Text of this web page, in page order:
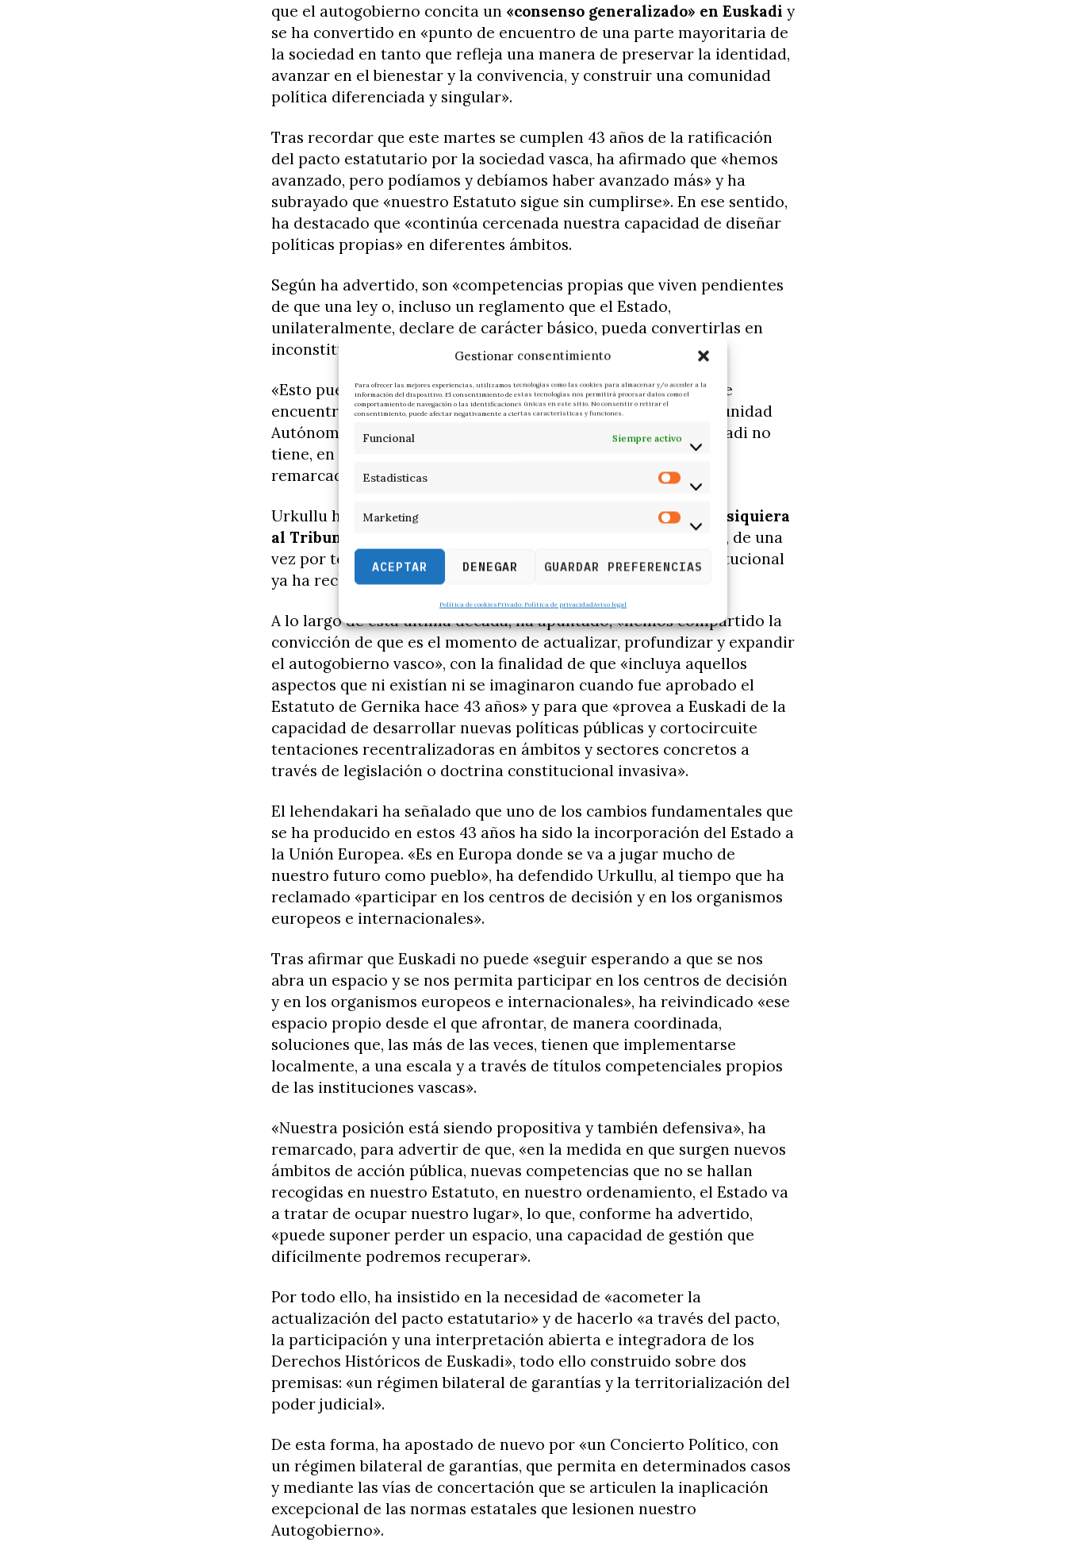
Gestionar consentimiento
Para ofrecer las mejores experiencias, utilizamos tecnologías como las cookies para almacenar y/o acceder a la
información del dispositivo. El consentimiento de estas tecnologías nos permitirá procesar datos como el
comportamiento de navegación o las identificaciones únicas en este sitio. No consentir o retirar el
consentimiento, puede afectar negativamente a ciertas características y funciones.
Funcional Siempre activo
Estadísticas
Marketing
ACEPTAR DENEGAR GUARDAR PREFERENCIAS
Política de cookies Privado: Política de privacidadAviso legal
que el autogobierno concita un «consenso generalizado» en Euskadi y
se ha convertido en «punto de encuentro de una parte mayoritaria de
la sociedad en tanto que refleja una manera de preservar la identidad,
avanzar en el bienestar y la convivencia, y construir una comunidad
política diferenciada y singular».
Tras recordar que este martes se cumplen 43 años de la ratificación
del pacto estatutario por la sociedad vasca, ha afirmado que «hemos
avanzado, pero podíamos y debíamos haber avanzado más» y ha
subrayado que «nuestro Estatuto sigue sin cumplirse». En ese sentido,
ha destacado que «continúa cercenada nuestra capacidad de diseñar
políticas propias» en diferentes ámbitos.
Según ha advertido, son «competencias propias que viven pendientes
de que una ley o, incluso un reglamento que el Estado,
unilateralmente, declare de carácter básico, pueda convertirlas en
inconstitucionales».
«Esto puede ocurrir a pesar de que, en teoría, esas materias se
encuentran reservadas, según el marco estatutario, a la Comunidad
Autónoma de Euskadi. Con el agravante, además, de que Euskadi no
tiene, en este caso, derecho a la tutela judicial efectiva», ha
remarcado.
Urkullu ha dicho que «
no podemos recurrir a un tribunal, ni siquiera
al Tribunal Constitucional
, y pedir que el Estatuto se cumpla, de una
vez por todas, no podemos hacerlo porque el Tribunal Constitucional
ya ha rechazado esta vía».
A lo largo de esta última década, ha apuntado, «hemos compartido la
convicción de que es el momento de actualizar, profundizar y expandir
el autogobierno vasco», con la finalidad de que «incluya aquellos
aspectos que ni existían ni se imaginaron cuando fue aprobado el
Estatuto de Gernika hace 43 años» y para que «provea a Euskadi de la
capacidad de desarrollar nuevas políticas públicas y cortocircuite
tentaciones recentralizadoras en ámbitos y sectores concretos a
través de legislación o doctrina constitucional invasiva».
El lehendakari ha señalado que uno de los cambios fundamentales que
se ha producido en estos 43 años ha sido la incorporación del Estado a
la Unión Europea. «Es en Europa donde se va a jugar mucho de
nuestro futuro como pueblo», ha defendido Urkullu, al tiempo que ha
reclamado «participar en los centros de decisión y en los organismos
europeos e internacionales».
Tras afirmar que Euskadi no puede «seguir esperando a que se nos
abra un espacio y se nos permita participar en los centros de decisión
y en los organismos europeos e internacionales», ha reivindicado «ese
espacio propio desde el que afrontar, de manera coordinada,
soluciones que, las más de las veces, tienen que implementarse
localmente, a una escala y a través de títulos competenciales propios
de las instituciones vascas».
«Nuestra posición está siendo propositiva y también defensiva», ha
remarcado, para advertir de que, «en la medida en que surgen nuevos
ámbitos de acción pública, nuevas competencias que no se hallan
recogidas en nuestro Estatuto, en nuestro ordenamiento, el Estado va
a tratar de ocupar nuestro lugar», lo que, conforme ha advertido,
«puede suponer perder un espacio, una capacidad de gestión que
difícilmente podremos recuperar».
Por todo ello, ha insistido en la necesidad de «acometer la
actualización del pacto estatutario» y de hacerlo «a través del pacto,
la participación y una interpretación abierta e integradora de los
Derechos Históricos de Euskadi», todo ello construido sobre dos
premisas: «un régimen bilateral de garantías y la territorialización del
poder judicial».
De esta forma, ha apostado de nuevo por «un Concierto Político, con
un régimen bilateral de garantías, que permita en determinados casos
y mediante las vías de concertación que se articulen la inaplicación
excepcional de las normas estatales que lesionen nuestro
Autogobierno».